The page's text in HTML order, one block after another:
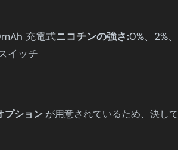
充電式ニコチンの強さ:0%、2%
イッチ
プション が用意されているため、決し